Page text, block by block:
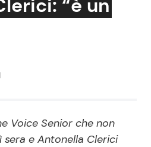
Reality e Talent
“è un
Voice Senior che non
e Antonella Clerici